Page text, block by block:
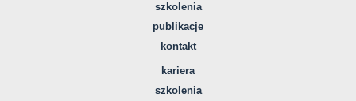
szkolenia
publikacje
kontakt
kariera
szkolenia